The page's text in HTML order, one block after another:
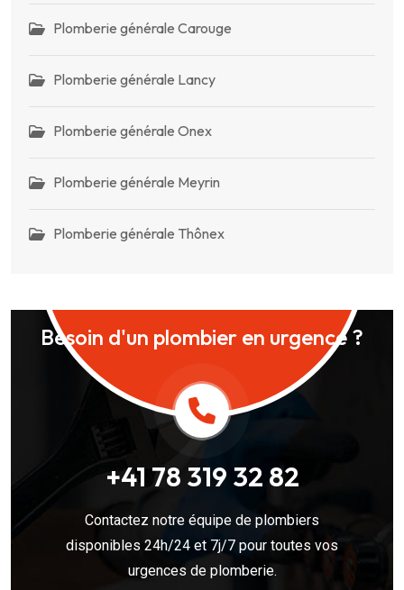
Plomberie générale Carouge
Plomberie générale Lancy
Plomberie générale Onex
Plomberie générale Meyrin
Plomberie générale Thônex
Besoin d'un plombier en urgence ?
+41 78 319 32 82
Contactez notre équipe de plombiers
disponibles 24h/24 et 7j/7 pour toutes vos
urgences de plomberie.